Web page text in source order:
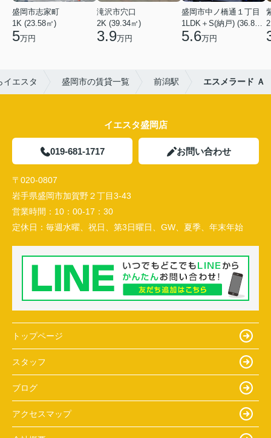
盛岡市志家町
1K (23.58㎡)
5万円
滝沢市穴口
2K (39.34㎡)
3.9万円
盛岡市中ノ橋通１丁目
1LDK＋S(納戸) (36.80㎡)
5.6万円
イエスタ 盛岡市の賃貸一覧 前潟駅 エスメラード Ａ
イエスタ盛岡店
019-681-1717 お問い合わせ
〒020-0807
岩手県盛岡市加賀野２丁目3-43
営業時間： 10：00-17：30
定休日： 毎週水曜、祝日、第3日曜日、GW、夏季、年末年始
トップページ
スタッフ
ブログ
アクセスマップ